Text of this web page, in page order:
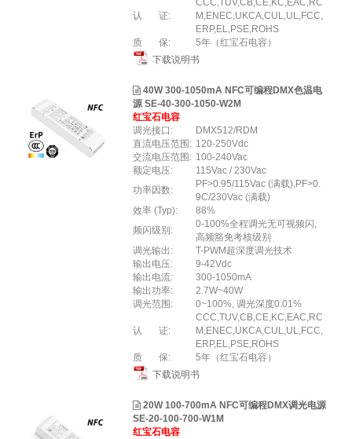
认 证:
CCC,TUV,CB,CE,KC,EAC,RC
M,ENEC,UKCA,CUL,UL,FCC,
ERP,EL,PSE,ROHS
质 保:
5年（红宝石电容）
下载说明书
40W 300-1050mA NFC可编程DMX色温电
源 SE-40-300-1050-W2M
红宝石电容
调光接口:
DMX512/RDM
直流电压范围: 120-250Vdc
交流电压范围: 100-240Vac
额定电压:
115Vac / 230Vac
功率因数:
PF>0.95/115Vac (满载),PF>0.
9C/230Vac (满载)
效率 (Typ):
88%
频闪级别:
0-100%全程调光⽆可视频闪,
⾼频豁免考核级别
调光输出:
T-PWM超深度调光技术
输出电压:
9-42Vdc
输出电流:
300-1050mA
输出功率:
2.7W~40W
调光范围:
0~100%, 调光深度0.01%
认 证:
CCC,TUV,CB,CE,KC,EAC,RC
M,ENEC,UKCA,CUL,UL,FCC,
ERP,EL,PSE,ROHS
质 保:
5年（红宝石电容）
下载说明书
20W 100-700mA NFC可编程DMX调光电源
SE-20-100-700-W1M
红宝石电容